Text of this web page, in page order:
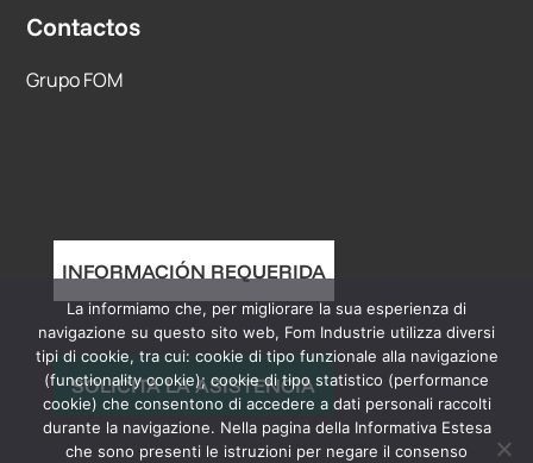
Contactos
Grupo FOM
INFORMACIÓN REQUERIDA
SOLICITA LA ASISTENCIA
La informiamo che, per migliorare la sua esperienza di
navigazione su questo sito web, Fom Industrie utilizza diversi
tipi di cookie, tra cui: cookie di tipo funzionale alla navigazione
(functionality cookie); cookie di tipo statistico (performance
cookie) che consentono di accedere a dati personali raccolti
durante la navigazione. Nella pagina della Informativa Estesa
che sono presenti le istruzioni per negare il consenso